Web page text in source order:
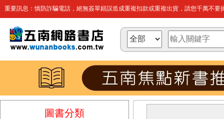
重要訊息：慎防詐騙電話，絕無簽單錯誤造成重複扣款或重複出貨，請您千萬不要
圖書分類